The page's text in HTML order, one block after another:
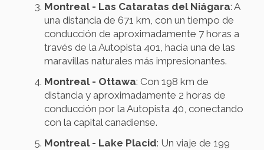
Montreal - Las Cataratas del Niágara: A
una distancia de 671 km, con un tiempo de
conducción de aproximadamente 7 horas a
través de la Autopista 401, hacia una de las
maravillas naturales más impresionantes.
Montreal - Ottawa: Con 198 km de
distancia y aproximadamente 2 horas de
conducción por la Autopista 40, conectando
con la capital canadiense.
Montreal - Lake Placid: Un viaje de 199